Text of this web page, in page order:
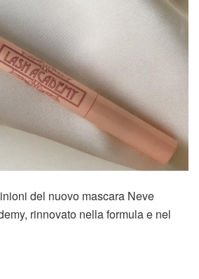
del nuovo mascara Neve
rinnovato nella formula e nel